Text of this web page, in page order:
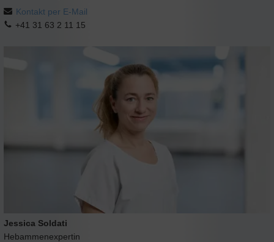
Kontakt per E-Mail
+41 31 63 2 11 15
Jessica Soldati
Hebammenexpertin